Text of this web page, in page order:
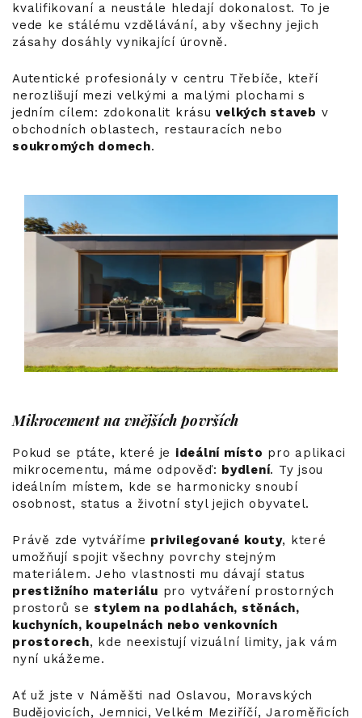
kvalifikovaní a neustále hledají dokonalost. To je
vede ke stálému vzdělávání, aby všechny jejich
zásahy dosáhly vynikající úrovně.
Autentické profesionály v centru Třebíče, kteří
nerozlišují mezi velkými a malými plochami s
jedním cílem: zdokonalit krásuvelkých staveb v
obchodních oblastech, restauracích nebo
soukromých domech.
Mikrocement na vnějších površích
Pokud se ptáte, které je ideální místo pro aplikaci
mikrocementu, máme odpověď: bydlení. Ty jsou
ideálním místem, kde se harmonicky snoubí
osobnost, status a životní styl jejich obyvatel.
Právě zde vytváříme privilegované kouty, které
umožňují spojit všechny povrchy stejným
materiálem. Jeho vlastnosti mu dávají status
prestižního materiálu pro vytváření prostorných
prostorů se stylem na podlahách, stěnách,
kuchyních, koupelnách nebo venkovních
prostorech, kde neexistují vizuální limity, jak vám
nyní ukážeme.
Ať už jste v Náměšti nad Oslavou, Moravských
Budějovicích, Jemnici, Velkém Meziříčí, Jaroměřicích